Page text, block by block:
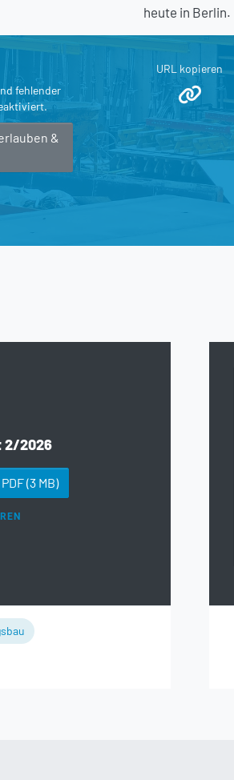
heute in Berlin.
fehlender
&
URL kopieren
2/2026
(3 MB)